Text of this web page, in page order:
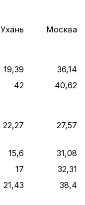
Ухань Москва
19,39
36,14
42 40,62
22,27 27,57
15,6
31,08
17
32,31
21,43 38,4